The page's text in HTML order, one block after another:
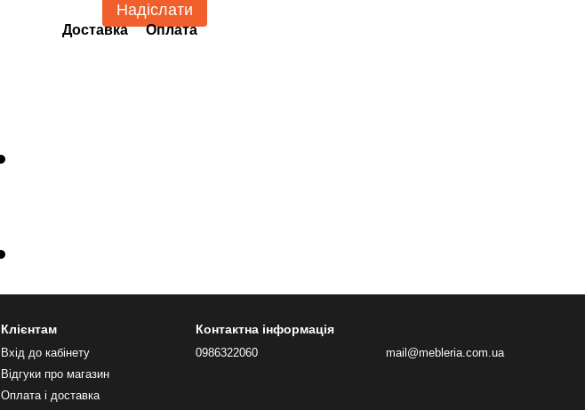
Надіслати
Доставка Оплата
Клієнтам
Вхід до кабінету
Відгуки про магазин
Оплата і доставка
Контактна інформація
0986322060 mail@mebleria.com.ua